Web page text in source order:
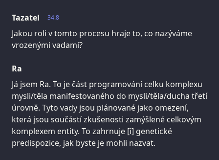
34.8
Tazatel
Jakou roli v tomto procesu hraje to, co nazýváme
vrozenými vadami?
Ra
Já jsem Ra. To je část programování celku komplexu
mysli/těla manifestovaného do mysli/těla/ducha třetí
úrovně. Tyto vady jsou plánované jako omezení,
která jsou součástí zkušenosti zamýšlené celkovým
komplexem entity. To zahrnuje [i] genetické
predispozice, jak byste je mohli nazvat.